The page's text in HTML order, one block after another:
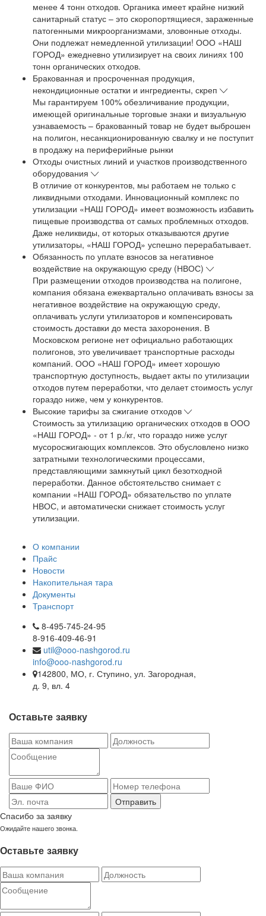
менее 4 тонн отходов. Органика имеет крайне низкий
санитарный статус – это скоропортящиеся, зараженные
патогенными микроорганизмами, зловонные отходы.
Они подлежат немедленной утилизации! ООО «НАШ
ГОРОД» ежедневно утилизирует на своих линиях 100
тонн органических отходов.
Бракованная и просроченная продукция,
некондиционные остатки и ингредиенты, скреп
Мы гарантируем 100% обезличивание продукции,
имеющей оригинальные торговые знаки и визуальную
узнаваемость – бракованный товар не будет выброшен
на полигон, несанкционированную свалку и не поступит
в продажу на периферийные рынки
Отходы очистных линий и участков производственного
оборудования
В отличие от конкурентов, мы работаем не только с
ликвидными отходами. Инновационный комплекс по
утилизации «НАШ ГОРОД» имеет возможность избавить
пищевые производства от самых проблемных отходов.
Даже неликвиды, от которых отказываются другие
утилизаторы, «НАШ ГОРОД» успешно перерабатывает.
Обязанность по уплате взносов за негативное
воздействие на окружающую среду (НВОС)
При размещении отходов производства на полигоне,
компания обязана ежеквартально оплачивать взносы за
негативное воздействие на окружающую среду,
оплачивать услуги утилизаторов и компенсировать
стоимость доставки до места захоронения. В
Московском регионе нет официально работающих
полигонов, это увеличивает транспортные расходы
компаний. ООО «НАШ ГОРОД» имеет хорошую
транспортную доступность, выдает акты по утилизации
отходов путем переработки, что делает стоимость услуг
гораздо ниже, чем у конкурентов.
Высокие тарифы за сжигание отходов
Стоимость за утилизацию органических отходов в ООО
«НАШ ГОРОД» - от 1 р./кг, что гораздо ниже услуг
мусоросжигающих комплексов. Это обусловлено низко
затратными технологическими процессами,
представляющими замкнутый цикл безотходной
переработки. Данное обстоятельство снимает с
компании «НАШ ГОРОД» обязательство по уплате
НВОС, и автоматически снижает стоимость услуг
утилизации.
О компании
Прайс
Новости
Накопительная тара
Документы
Транспорт
8-495-745-24-95
8-916-409-46-91
util@ooo-nashgorod.ru
info@ooo-nashgorod.ru
142800, МО, г. Ступино, ул. Загородная,
д. 9, вл. 4
Оставьте заявку
Отправить
Спасибо за заявку
Ожидайте нашего звонка.
Оставьте заявку